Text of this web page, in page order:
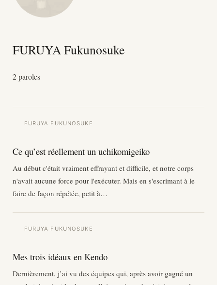
FURUYA Fukunosuke
2 paroles
FURUYA FUKUNOSUKE
Ce qu’est réellement un uchikomigeiko
Au début c'était vraiment effrayant et difficile, et notre corps
n'avait aucune force pour l'exécuter. Mais en s'escrimant à le
faire de façon répétée, petit à…
FURUYA FUKUNOSUKE
Mes trois idéaux en Kendo
Dernièrement, j’ai vu des équipes qui, après avoir gagné un